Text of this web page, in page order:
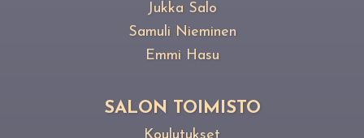
Jukka Salo
Samuli Nieminen
Emmi Hasu
SALON TOIMISTO